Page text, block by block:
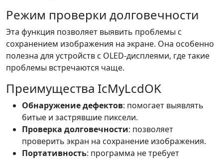
Режим проверки долговечности
Эта функция позволяет выявить проблемы с
сохранением изображения на экране. Она особенно
полезна для устройств с OLED-дисплеями, где такие
проблемы встречаются чаще.
Преимущества IcMyLcdOK
Обнаружение дефектов: помогает выявлять
битые и застрявшие пиксели.
Проверка долговечности: позволяет
проверить экран на сохранение изображения.
Портативность: программа не требует